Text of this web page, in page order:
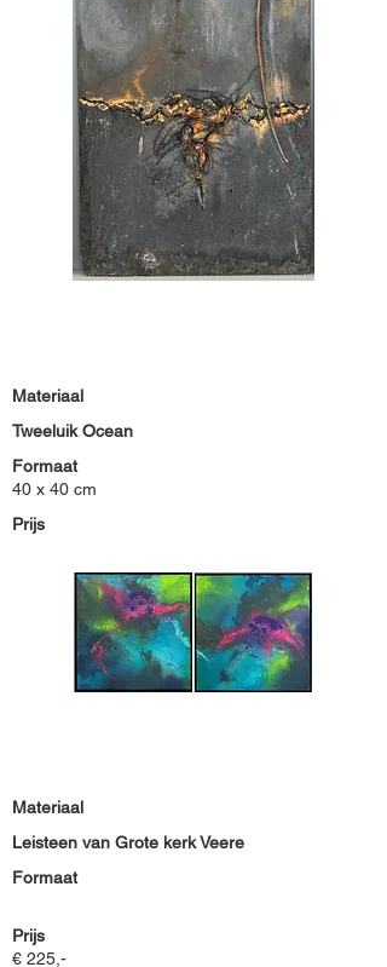
Materiaal
Tweeluik Ocean
Formaat
40 x 40 cm
Prijs
Materiaal
Leisteen van Grote kerk Veere
Formaat
Prijs
€ 225,-